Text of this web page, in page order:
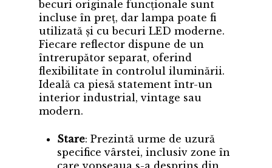
becuri originale funcționale sunt
incluse în preț, dar lampa poate fi
utilizată și cu becuri LED moderne.
Fiecare reflector dispune de un
întrerupător separat, oferind
flexibilitate în controlul iluminării.
Ideală ca piesă statement într-un
interior industrial, vintage sau
modern.
Stare: Prezintă urme de uzură
specifice vârstei, inclusiv zone în